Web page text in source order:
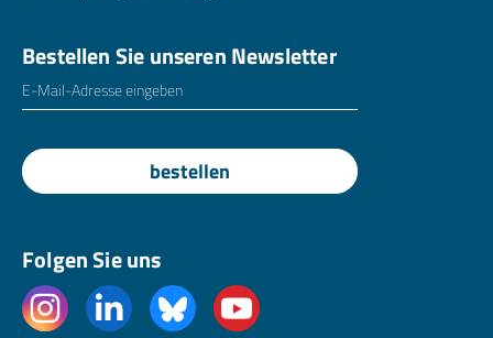
Bestellen Sie unseren Newsletter
E-Mailadresse
bestellen
Folgen Sie uns